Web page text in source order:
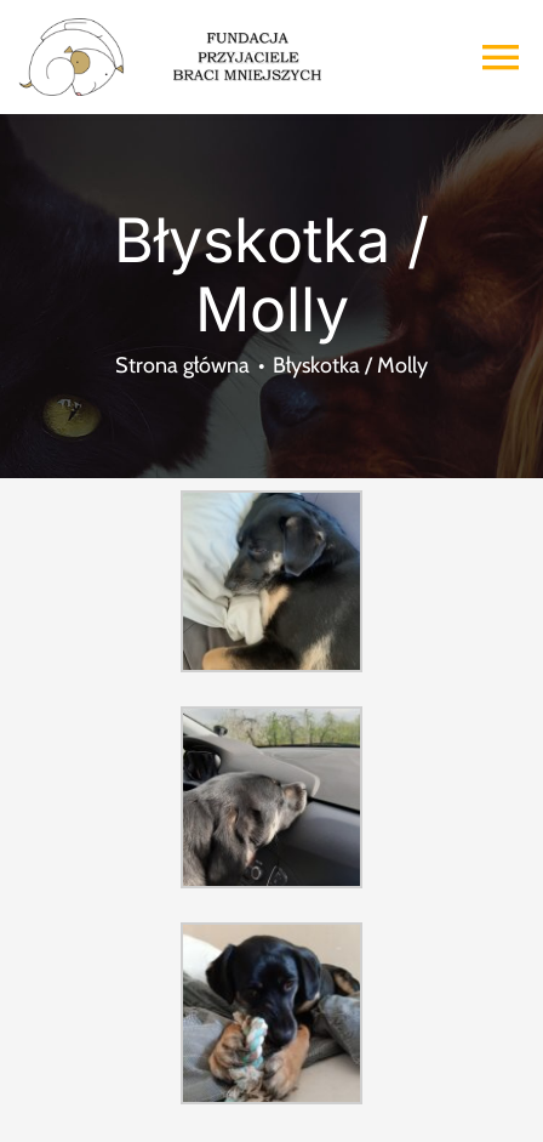
Przejdź
zawartości
Wsparcie
Kontakt
Błyskotka /
Molly
Strona główna Błyskotka / Molly